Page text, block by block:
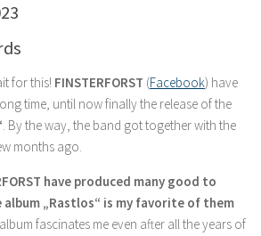
for this! FINSTERFORST (Facebook) have
time, until now finally the release of the
. By the way, the band got together with the
months ago.
have produced many good to
„Rastlos“ is my favorite of them
fascinates me even after all the years of